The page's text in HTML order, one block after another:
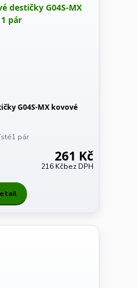
G04S-MX kovové
pár
261 Kč
216 Kčbez DPH